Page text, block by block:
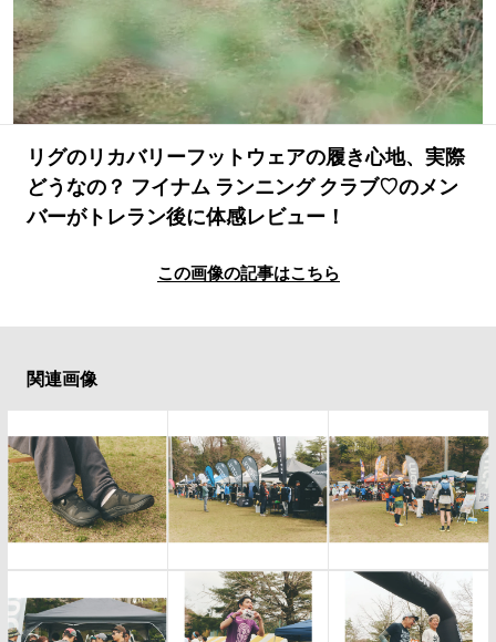
リグのリカバリーフットウェアの履き心地、実際
どうなの？ フイナム ランニング クラブ♡のメン
バーがトレラン後に体感レビュー！
この画像の記事はこちら
関連画像